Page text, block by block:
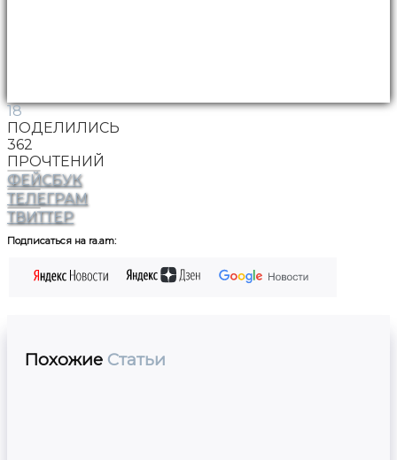
18
ПОДЕЛИЛИСЬ
362
ПРОЧТЕНИЙ
ФЕЙСБУК
ТЕЛЕГРАМ
ТВИТТЕР
Подписаться на ra.am:
Похожие Статьи